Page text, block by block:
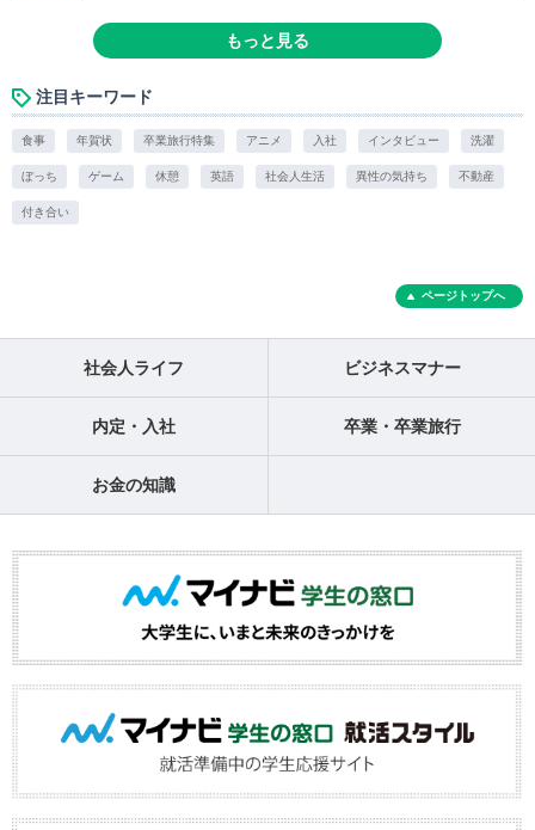
もっと見る
注目キーワード
食事 年賀状 卒業旅行特集 アニメ 入社 インタビュー 洗濯
ぼっち ゲーム 休憩 英語 社会人生活 異性の気持ち 不動産
付き合い
ページトップへ
社会人ライフ ビジネスマナー
内定・入社 卒業・卒業旅行
お金の知識